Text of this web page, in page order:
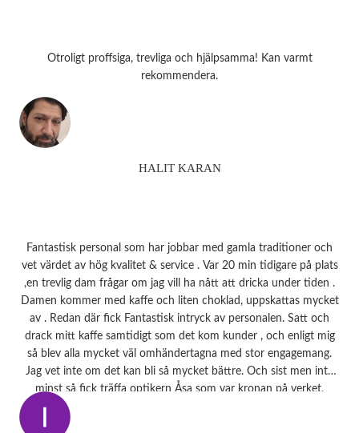
Otroligt proffsiga, trevliga och hjälpsamma! Kan varmt
rekommendera.
HALIT KARAN
Fantastisk personal som har jobbar med gamla traditioner och
vet värdet av hög kvalitet & service . Var 20 min tidigare på plats
,en trevlig dam frågar om jag vill ha nått att dricka under tiden .
Damen kommer med kaffe och liten choklad, uppskattas mycket
av . Redan där fick Fantastisk intryck av personalen. Satt och
drack mitt kaffe samtidigt som det kom kunder , och enligt mig
så blev alla mycket väl omhändertagna med stor engagemang.
Jag vet inte om det kan bli så mycket bättre. Och sist men inte
minst så fick träffa optikern Åsa som var kronan på verket.